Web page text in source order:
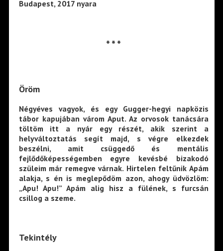
Budapest, 2017 nyara
* * *
Öröm
Négyéves vagyok, és egy Gugger-hegyi napközis
tábor kapujában várom Aput. Az orvosok tanácsára
töltöm itt a nyár egy részét, akik szerint a
helyváltoztatás segít majd, s végre elkezdek
beszélni, amit csüggedő és mentális
fejlődőképességemben egyre kevésbé bizakodó
szüleim már remegve várnak. Hirtelen feltűnik Apám
alakja, s én is meglepődöm azon, ahogy üdvözlöm:
„Apu! Apu!” Apám alig hisz a fülének, s furcsán
csillog a szeme.
Tekintély